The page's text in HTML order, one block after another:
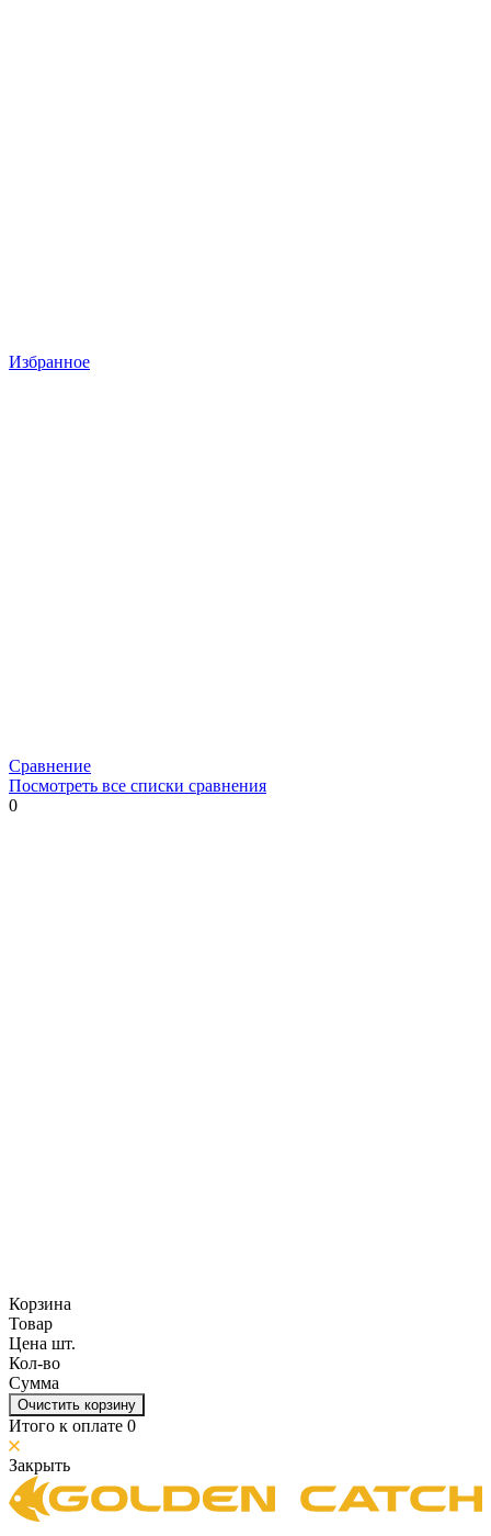
Избранное
Сравнение
Посмотреть все списки сравнения
0
Корзина
Товар
Цена шт.
Кол-во
Сумма
Очистить корзину
Итого к оплате 0
Закрыть